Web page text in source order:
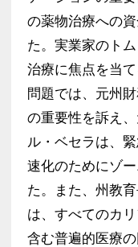
の薬物治療への
た。実業家のト
治療に焦点を当
問題では、元州
の重要性を訴え
ル・ベセラは、
速化のためにゾ
た。また、州教
は、すべてのカ
含む普遍的医療